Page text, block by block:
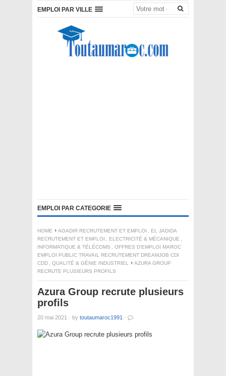
EMPLOI PAR VILLE
EMPLOI PAR CATEGORIE
HOME AGADIR RECRUTEMENT ET EMPLOI , EL JADIDA
RECRUTEMENT ET EMPLOI , ELECTRICITÉ & MÉCANIQUE ,
INFORMATIQUE & TÉLÉCOMS , OFFRES D'EMPLOI MAROC
EMPLOI PUBLIC TRAVAIL RECRUTEMENT DREAMJOB CDI
CDD , QUALITÉ & GÉNIE INDUSTRIEL
AZURA GROUP
RECRUTE PLUSIEURS PROFILS
Azura Group recrute plusieurs
profils
20 mai 2021 · by toutaumaroc1991 ·